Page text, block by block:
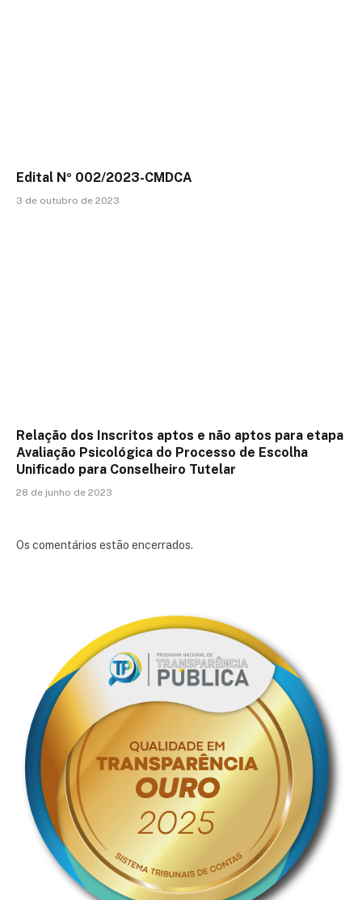
Edital Nº 002/2023-CMDCA
3 de outubro de 2023
Relação dos Inscritos aptos e não aptos para etapa
Avaliação Psicológica do Processo de Escolha
Unificado para Conselheiro Tutelar
28 de junho de 2023
Os comentários estão encerrados.